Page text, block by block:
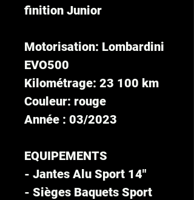
finition Junior
Motorisation: Lombardini
EVO500
Kilométrage: 23 100 km
Couleur: rouge
Année : 03/2023
EQUIPEMENTS
- Jantes Alu Sport 14"
- Sièges Baquets Sport